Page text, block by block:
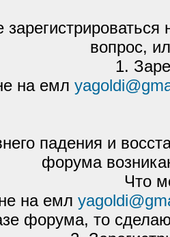
вопрос,
1.
на емл
падения и
форума
Что
на емл
форума, то